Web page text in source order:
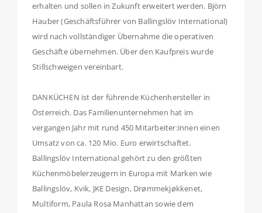
erhalten und sollen in Zukunft erweitert werden. Björn
Hauber (Geschäftsführer von Ballingslöv International)
wird nach vollständiger Übernahme die operativen
Geschäfte übernehmen. Über den Kaufpreis wurde
Stillschweigen vereinbart.
DANKÜCHEN ist der führende Küchenhersteller in
Österreich. Das Familienunternehmen hat im
vergangen Jahr mit rund 450 Mitarbeiter:innen einen
Umsatz von ca. 120 Mio. Euro erwirtschaftet.
Ballingslöv International gehört zu den größten
Küchenmöbelerzeugern in Europa mit Marken wie
Ballingslöv, Kvik, JKE Design, Drømmekjøkkenet,
Multiform, Paula Rosa Manhattan sowie dem